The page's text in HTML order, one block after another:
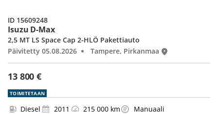
Isuzu D-Max
13 800 €
2,5 MT LS Space Cap 2-HLÖ Pakettiauto
Päivitetty 05.08.2026
Tampere, Pirkanmaa
ID 15609248
TOIMITETAAN
Diesel 2011 215 000 km Manuaali